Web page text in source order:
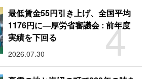
4
最低賃金55円引き上げ、全国平均
1176円に―厚労省審議会 : 前年度
実績を下回る
2026.07.30